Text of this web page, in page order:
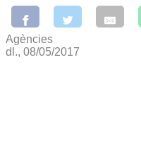
Agències
dl., 08/05/2017